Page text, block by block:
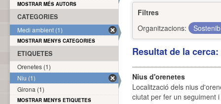
Filtres
Organitzacions:
Resultat de la
Nius d'orenetes
Localització dels nius
ciutat per fer un seguiment
MOSTRAR MÉS AUTORS
CATEGORIES
Medi ambient (1)
MOSTRAR MENYS CATEGORIES
ETIQUETES
Orenetes (1)
Niu (1)
Girona (1)
MOSTRAR MENYS ETIQUETES